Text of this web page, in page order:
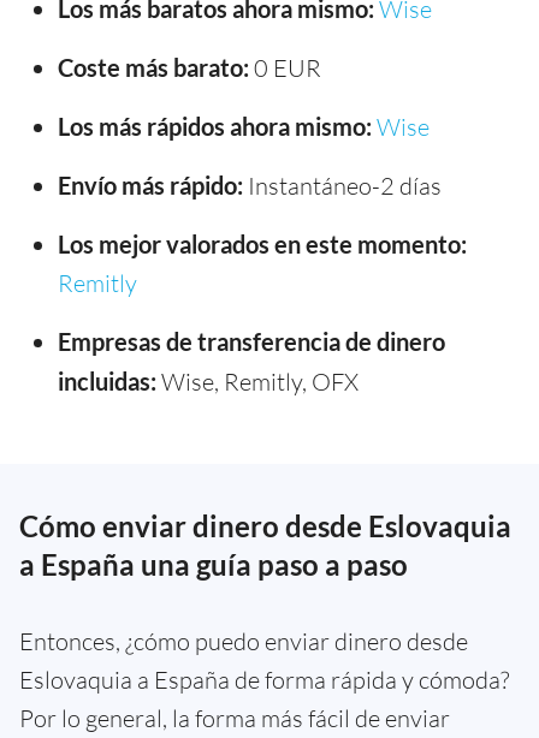
Los más baratos ahora mismo: Wise
Coste más barato: 0 EUR
Los más rápidos ahora mismo: Wise
Envío más rápido: Instantáneo-2 días
Los mejor valorados en este momento:
Remitly
Empresas de transferencia de dinero
incluidas: Wise, Remitly, OFX
Cómo enviar dinero desde Eslovaquia
a España una guía paso a paso
Entonces, ¿cómo puedo enviar dinero desde
Eslovaquia a España de forma rápida y cómoda?
Por lo general, la forma más fácil de enviar